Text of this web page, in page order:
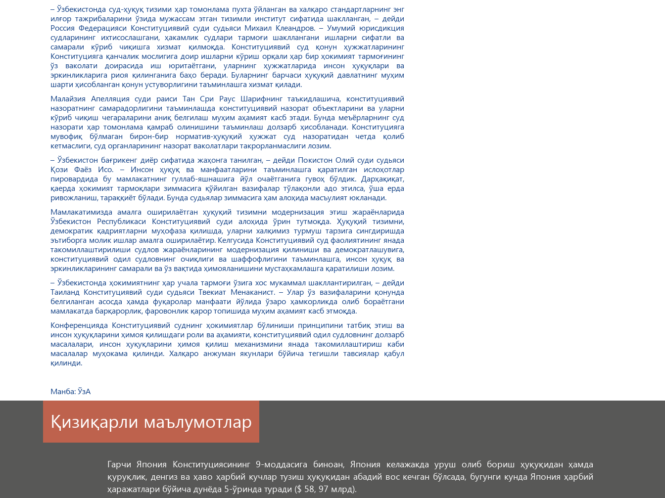
– Ўзбекистонда суд-ҳуқуқ тизими ҳар томонлама пухта ўйланган ва халқаро стандартларнинг энг
илғор тажрибаларини ўзида мужассам этган тизимли институт сифатида шаклланган, – дейди
Россия Федерацияси Конституциявий суди судьяси Михаил Клеандров. – Умумий юрисдикция
судларининг ихтисослашгани, ҳакамлик судлари тармоғи шакллангани ишларни сифатли ва
самарали кўриб чиқишга хизмат қилмоқда. Конституциявий суд қонун ҳужжатларининг
Конституцияга қанчалик мослигига доир ишларни кўриш орқали ҳар бир ҳокимият тармоғининг
ўз ваколати доирасида иш юритаётгани, уларнинг ҳужжатларида инсон ҳуқуқлари ва
эркинликларига риоя қилинганига баҳо беради. Буларнинг барчаси ҳуқуқий давлатнинг муҳим
шарти ҳисобланган қонун устуворлигини таъминлашга хизмат қилади.
Малайзия Апелляция суди раиси Тан Сри Раус Шарифнинг таъкидлашича, конституциявий
назоратнинг самарадорлигини таъминлашда конституциявий назорат объектларини ва уларни
кўриб чиқиш чегараларини аниқ белгилаш муҳим аҳамият касб этади. Бунда меъёрларнинг суд
назорати ҳар томонлама қамраб олинишини таъминлаш долзарб ҳисобланади. Конституцияга
мувофиқ бўлмаган бирон-бир норматив-ҳуқуқий ҳужжат суд назоратидан четда қолиб
кетмаслиги, суд органларининг назорат ваколатлари такрорланмаслиги лозим.
– Ўзбекистон бағрикенг диёр сифатида жаҳонга танилган, – дейди Покистон Олий суди судьяси
Қози Фаёз Исо. – Инсон ҳуқуқ ва манфаатларини таъминлашга қаратилган ислоҳотлар
пировардида бу мамлакатнинг гуллаб-яшнашига йўл очаётганига гувоҳ бўлдик. Дарҳақиқат,
қаерда ҳокимият тармоқлари зиммасига қўйилган вазифалар тўлақонли адо этилса, ўша ерда
ривожланиш, тараққиёт бўлади. Бунда судьялар зиммасига ҳам алоҳида масъулият юкланади.
Мамлакатимизда амалга оширилаётган ҳуқуқий тизимни модернизация этиш жараёнларида
Ўзбекистон Республикаси Конституциявий суди алоҳида ўрин тутмоқда. Ҳуқуқий тизимни,
демократик қадриятларни муҳофаза қилишда, уларни халқимиз турмуш тарзига сингдиришда
эътиборга молик ишлар амалга оширилаётир. Келгусида Конституциявий суд фаолиятининг янада
такомиллаштирилиши судлов жараёнларининг модернизация қилиниши ва демократлашувига,
конституциявий одил судловнинг очиқлиги ва шаффофлигини таъминлашга, инсон ҳуқуқ ва
эркинликларининг самарали ва ўз вақтида ҳимояланишини мустаҳкамлашга қаратилиши лозим.
– Ўзбекистонда ҳокимиятнинг ҳар учала тармоғи ўзига хос мукаммал шакллантирилган, – дейди
Таиланд Конституциявий суди судьяси Твекиат Менаканист. – Улар ўз вазифаларини қонунда
белгиланган асосда ҳамда фуқаролар манфаати йўлида ўзаро ҳамкорликда олиб бораётгани
мамлакатда барқарорлик, фаровонлик қарор топишида муҳим аҳамият касб этмоқда.
Конференцияда Конституциявий суднинг ҳокимиятлар бўлиниши принципини татбиқ этиш ва
инсон ҳуқуқларини ҳимоя қилишдаги роли ва аҳамияти, конституциявий одил судловнинг долзарб
масалалари, инсон ҳуқуқларини ҳимоя қилиш механизмини янада такомиллаштириш каби
масалалар муҳокама қилинди. Халқаро анжуман якунлари бўйича тегишли тавсиялар қабул
қилинди.
Манба: ЎзА
Қизиқарли маълумотлар
Гарчи Япония Конституциясининг 9-моддасига биноан, Япония келажакда уруш олиб бориш ҳуқуқидан ҳамда
қуруқлик, денгиз ва ҳаво ҳарбий кучлар тузиш ҳуқуқидан абадий вос кечган бўлсада, бугунги кунда Япония ҳарбий
ҳаражатлари бўйича дунёда 5-ўринда туради ($ 58, 97 млрд).